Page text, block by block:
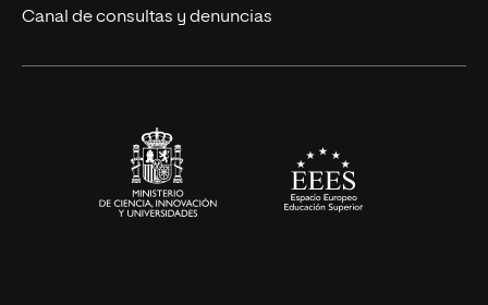
Eventos
Canal de consultas y denuncias